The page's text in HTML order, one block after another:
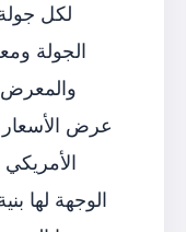
لكل
الجولة
والمعرض
عرض الأسعار
الوجهة لها